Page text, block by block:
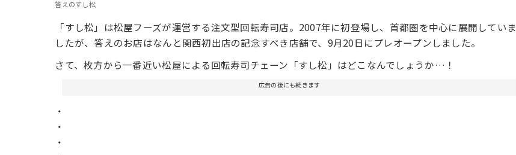
答えのすし松
「すし松」は松屋フーズが運営する注文型回転寿司店。2007年に初登場し、首都圏を中心に展開していま
したが、答えのお店はなんと関西初出店の記念すべき店舗で、9月20日にプレオープンしました。
さて、枚方から一番近い松屋による回転寿司チェーン「すし松」はどこなんでしょうか…！
広告の後にも続きます
・
・
・